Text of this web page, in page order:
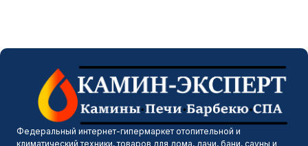
Федеральный интернет-гипермаркет отопительной и
климатический техники, товаров для дома, дачи, бани, сауны и